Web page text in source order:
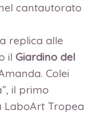
cantautorato
replica alle
il Giardino del
Colei
il primo
Tropea